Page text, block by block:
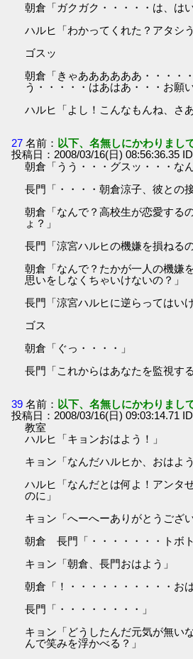
朝倉「ガクガク・・・・・は、は
ハルヒ「わかってくれた？アタシ
ゴスッ
朝倉「きゃああああああ・・・・
う・・・・・はあはあ・・・お願
ハルヒ「よし！こんなもんね、さ
27 名前： 以下、名無しにかわりまし
投稿日：2008/03/16(日) 08:56:36.35
朝倉「うう・・・グスッ・・・な
長門「・・・・朝倉涼子、彼との
朝倉「なんで？高校生が恋愛する
ょ？」
長門「涼宮ハルヒの機嫌を損ねる
朝倉「なんで？たかが一人の機嫌
思いをしなくちゃいけないの？」
長門「涼宮ハルヒに逆らってはいけ
ゴス
朝倉「ぐっ・・・・」
長門「これからはあなたを監視する
39 名前： 以下、名無しにかわりまし
投稿日：2008/03/16(日) 09:03:14.71
教室
ハルヒ「キョンおはよう！」
キョン「なんだハルヒか、おはよう
ハルヒ「なんだとは何よ！アンタ
のに」
キョン「へーへーありがとうござい
朝倉 長門「・・・・・・・トボト
キョン「朝倉、長門おはよう」
朝倉「！・・・・・・・・・・お
長門「・・・・・・・・」
キョン「どうしたんだ元気が無
んで笑みを浮かべる？」